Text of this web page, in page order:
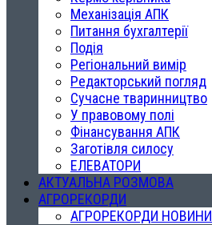
Механізація АПК
Питання бухгалтерії
Подія
Регіональний вимір
Редакторський погляд
Сучасне тваринництво
У правовому полі
Фінансування АПК
Заготівля силосу
ЕЛЕВАТОРИ
АКТУАЛЬНА РОЗМОВА
АГРОРЕКОРДИ
АГРОРЕКОРДИ НОВИНИ